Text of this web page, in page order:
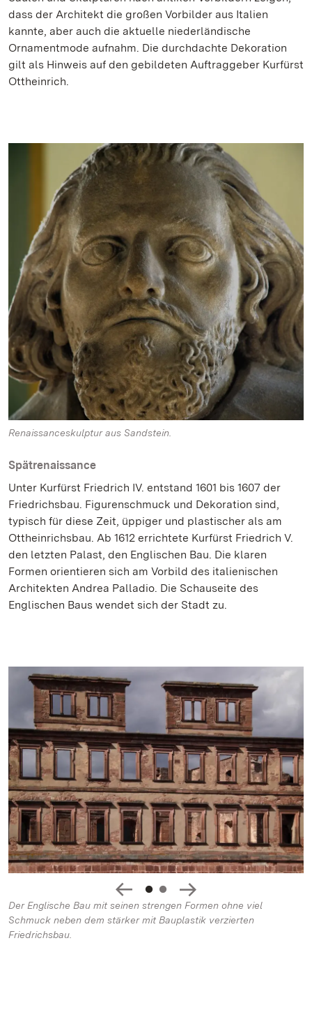
dass der Architekt die großen Vorbilder aus Italien
kannte, aber auch die aktuelle niederländische
Ornamentmode aufnahm. Die durchdachte Dekoration
gilt als Hinweis auf den gebildeten Auftraggeber Kurfürst
Ottheinrich.
Renaissanceskulptur aus Sandstein.
Spätrenaissance
Unter Kurfürst Friedrich IV. entstand 1601 bis 1607 der
Friedrichsbau. Figurenschmuck und Dekoration sind,
typisch für diese Zeit, üppiger und plastischer als am
Ottheinrichsbau. Ab 1612 errichtete Kurfürst Friedrich V.
den letzten Palast, den Englischen Bau. Die klaren
Formen orientieren sich am Vorbild des italienischen
Architekten Andrea Palladio. Die Schauseite des
Englischen Baus wendet sich der Stadt zu.
Der Englische Bau mit seinen strengen Formen ohne viel
Schmuck neben dem stärker mit Bauplastik verzierten
Friedrichsbau.